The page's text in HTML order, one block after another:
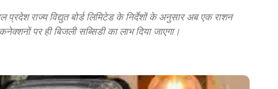
राज्य विद्युत बोर्ड लिमिटेड के निर्देशों के अनुसार अब एक राशन
पर ही बिजली सब्सिडी का लाभ दिया जाएगा।